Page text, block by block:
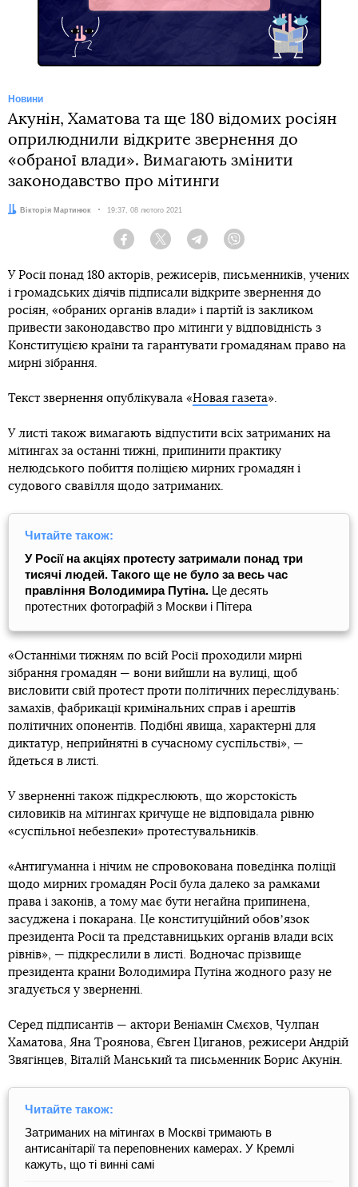
Новини
Акунін, Хаматова та ще 180 відомих росіян
оприлюднили відкрите звернення до
«обраної влади». Вимагають змінити
законодавство про мітинги
Автор:Вікторія Мартинюк Дата:
19:37, 08 лютого 2021
Facebook Twitter Telegram
У Росії понад 180 акторів, режисерів, письменників, учених
і громадських діячів підписали відкрите звернення до
росіян, «обраних органів влади» і партій із закликом
привести законодавство про мітинги у відповідність з
Конституцією країни та гарантувати громадянам право на
мирні зібрання.
Текст звернення опублікувала «Новая газета».
У листі також вимагають відпустити всіх затриманих на
мітингах за останні тижні, припинити практику
нелюдського побиття поліцією мирних громадян і
судового свавілля щодо затриманих.
Читайте також:
У Росії на акціях протесту затримали понад три
тисячі людей. Такого ще не було за весь час
правління Володимира Путіна. Це десять
протестних фотографій з Москви і Пітера
«Останніми тижням по всій Росії проходили мирні
зібрання громадян — вони вийшли на вулиці, щоб
висловити свій протест проти політичних переслідувань:
замахів, фабрикації кримінальних справ і арештів
політичних опонентів. Подібні явища, характерні для
диктатур, неприйнятні в сучасному суспільстві», —
йдеться в листі.
У зверненні також підкреслюють, що жорстокість
силовиків на мітингах кричуще не відповідала рівню
«суспільної небезпеки» протестувальників.
«Антигуманна і нічим не спровокована поведінка поліції
щодо мирних громадян Росії була далеко за рамками
права і законів, а тому має бути негайна припинена,
засуджена і покарана. Це конституційний обовʼязок
президента Росії та представницьких органів влади всіх
рівнів», — підкреслили в листі. Водночас прізвище
президента країни Володимира Путіна жодного разу не
згадується у зверненні.
Серед підписантів — актори Веніамін Смєхов, Чулпан
Хаматова, Яна Троянова, Євген Циганов, режисери Андрій
Звягінцев, Віталій Манський та письменник Борис Акунін.
Читайте також:
Затриманих на мітингах в Москві тримають в
антисанітарії та переповнених камерах. У Кремлі
кажуть, що ті винні самі